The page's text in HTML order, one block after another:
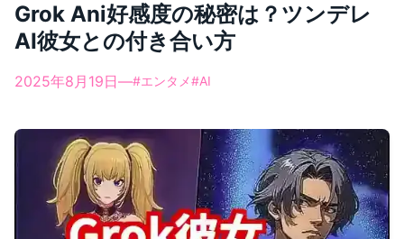
Grok Ani好感度の秘密は？ツンデレ
AI彼女との付き合い方
2025年8月19日—#エンタメ#AI